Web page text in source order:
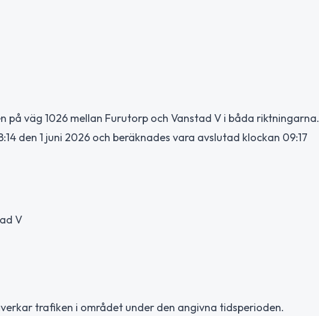
väg 1026 mellan Furutorp och Vanstad V i båda riktningarna.
den 1 juni 2026 och beräknades vara avslutad klockan 09:17
V
trafiken i området under den angivna tidsperioden.